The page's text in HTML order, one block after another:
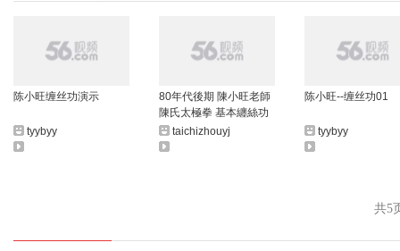
陈小旺缠丝功演示
tyybyy
80年代後期 陳小旺老師
陳氏太極拳 基本纏絲功
歩法taichizhouyj
陈小旺--缠丝功01
tyybyy
共5